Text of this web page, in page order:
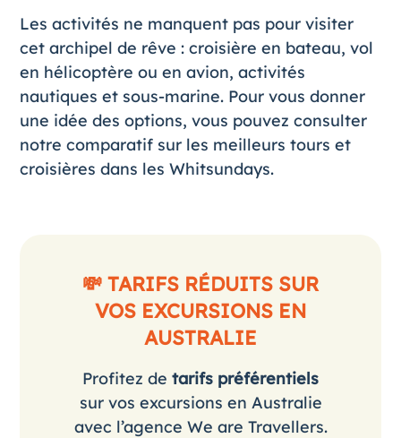
Les activités ne manquent pas pour visiter
cet archipel de rêve : croisière en bateau, vol
en hélicoptère ou en avion, activités
nautiques et sous-marine. Pour vous donner
une idée des options, vous pouvez consulter
notre comparatif sur les meilleurs tours et
croisières dans les Whitsundays.
💸 TARIFS RÉDUITS SUR
VOS EXCURSIONS EN
AUSTRALIE
Profitez de tarifs préférentiels
sur vos excursions en Australie
avec l’agence We are Travellers.